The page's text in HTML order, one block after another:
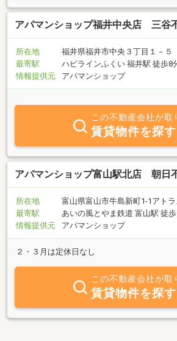
アパマンショップ福井中央店 三谷
所在地
福井県福井市中央３丁目１－５
最寄駅
ハピラインふくい 福井駅 徒歩8
情報提供元
アパマンショップ
この不動産会社が取
賃貸物件を探す
アパマンショップ富山駅北店 朝日
所在地
富山県富山市牛島新町1-1アトラ
最寄駅
あいの風とやま鉄道 富山駅 徒
情報提供元
アパマンショップ
２・３月は定休日なし
この不動産会社が取
賃貸物件を探す